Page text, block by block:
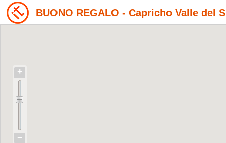
BUONO REGALO - Capricho Valle del
+
−